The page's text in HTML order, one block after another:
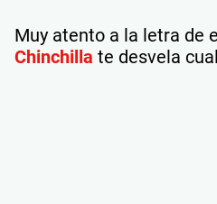
Muy atento a la letra de
Chinchilla te desvela